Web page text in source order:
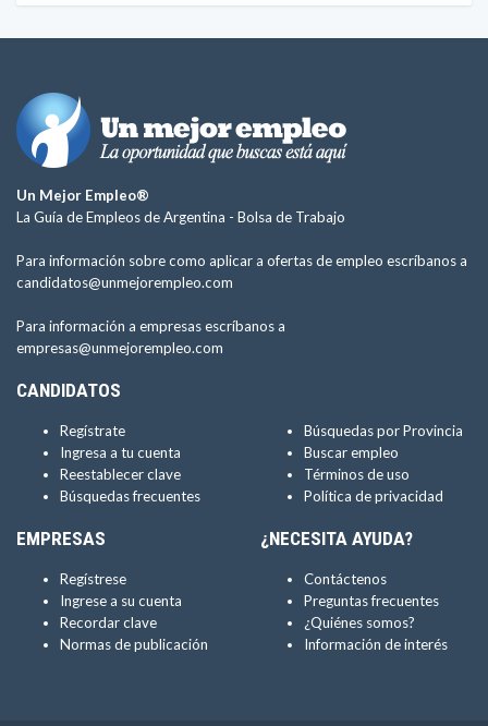
Un Mejor Empleo®
La Guía de Empleos de Argentina - Bolsa de Trabajo
Para información sobre como aplicar a ofertas de empleo escríbanos a
candidatos@unmejorempleo.com
Para información a empresas escríbanos a
empresas@unmejorempleo.com
CANDIDATOS
Regístrate
Ingresa a tu cuenta
Reestablecer clave
Búsquedas frecuentes
Búsquedas por Provincia
Buscar empleo
Términos de uso
Política de privacidad
EMPRESAS
Regístrese
Ingrese a su cuenta
Recordar clave
Normas de publicación
¿NECESITA AYUDA?
Contáctenos
Preguntas frecuentes
¿Quiénes somos?
Información de interés